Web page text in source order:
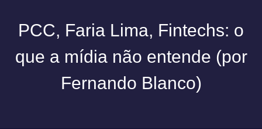
PCC, Faria Lima, Fintechs: o
que a mídia não entende (por
Fernando Blanco)